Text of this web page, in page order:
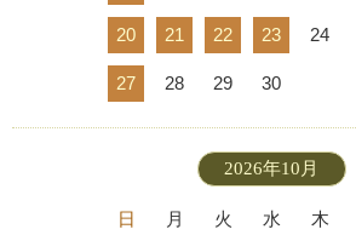
20 21 22 23 24
27 28 29 30
2026年10月
日 月 火 水 木